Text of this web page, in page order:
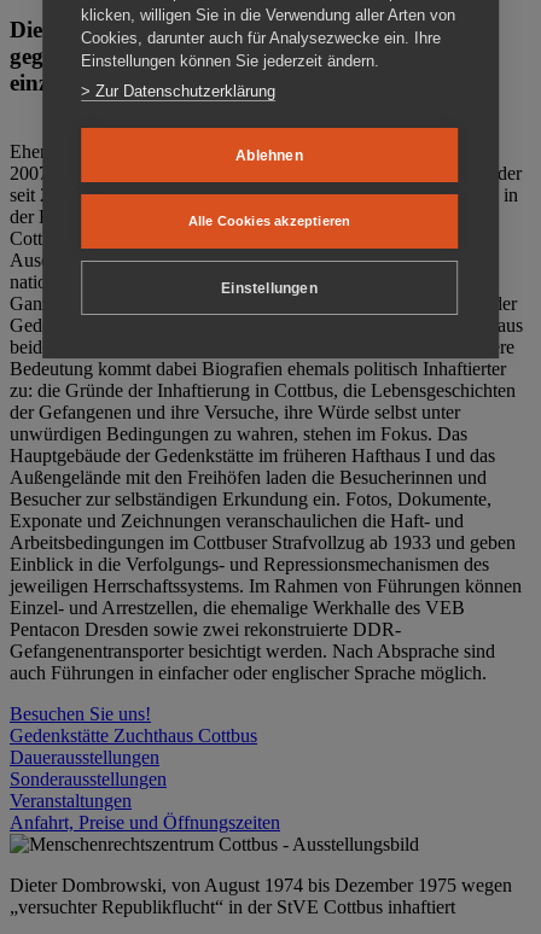
Die Gedenkstätte Zuchthaus Cottbus ist ein Ort
gegen das Vergessen. Anschaulich, nah und
einzigartig.
Ehemalige politische Häftlinge der DDR gründeten im Oktober
2007 den Verein Menschenrechtszentrum Cottbus e. V. (MRZ), der
seit 2011 Eigentümer des ehemaligen Gefängnisses (1860-2002) in
der Bautzener Straße und Träger der Gedenkstätte Zuchthaus
Cottbus ist. Im Zentrum der Arbeit der Gedenkstätte steht die
Auseinandersetzung mit politischem Unrecht während der
nationalsozialistischen Terrorherrschaft und der SED-Diktatur.
Ganzjährig zeigen mehrere Dauer- und Sonderausstellungen in der
Gedenkstätte Zuchthaus Cottbus Beispiele politischen Unrechts aus
beiden deutschen Diktaturen des 20. Jahrhunderts. Eine besondere
Bedeutung kommt dabei Biografien ehemals politisch Inhaftierter
zu: die Gründe der Inhaftierung in Cottbus, die Lebensgeschichten
der Gefangenen und ihre Versuche, ihre Würde selbst unter
unwürdigen Bedingungen zu wahren, stehen im Fokus. Das
Hauptgebäude der Gedenkstätte im früheren Hafthaus I und das
Außengelände mit den Freihöfen laden die Besucherinnen und
Besucher zur selbständigen Erkundung ein. Fotos, Dokumente,
Exponate und Zeichnungen veranschaulichen die Haft- und
Arbeitsbedingungen im Cottbuser Strafvollzug ab 1933 und geben
Einblick in die Verfolgungs- und Repressionsmechanismen des
jeweiligen Herrschaftssystems. Im Rahmen von Führungen können
Einzel- und Arrestzellen, die ehemalige Werkhalle des VEB
Pentacon Dresden sowie zwei rekonstruierte DDR-
Gefangenentransporter besichtigt werden. Nach Absprache sind
auch Führungen in einfacher oder englischer Sprache möglich.
Besuchen Sie uns!
Gedenkstätte Zuchthaus Cottbus
Dauerausstellungen
Sonderausstellungen
Veranstaltungen
Anfahrt, Preise und Öffnungszeiten
Dieter Dombrowski, von August 1974 bis Dezember 1975 wegen
„versuchter Republikflucht“ in der StVE Cottbus inhaftiert
klicken, willigen Sie in die Verwendung aller Arten von
Cookies, darunter auch für Analysezwecke ein. Ihre
Einstellungen können Sie jederzeit ändern.
> Zur Datenschutzerklärung
Ablehnen
Alle Cookies akzeptieren
Einstellungen